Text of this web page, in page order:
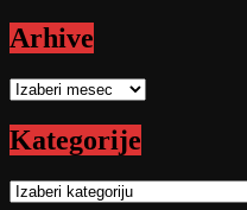
Arhive
Arhive
Kategorije
Kategorije